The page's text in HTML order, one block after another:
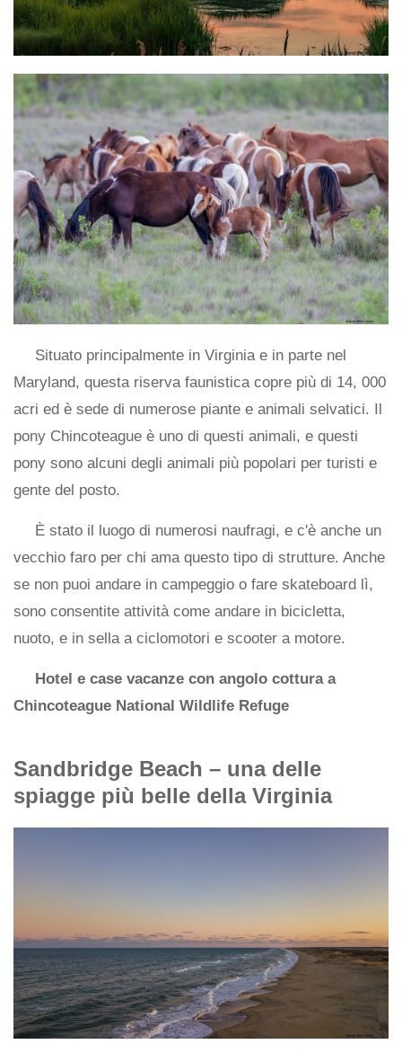
Situato principalmente in Virginia e in parte nel
Maryland, questa riserva faunistica copre più di 14, 000
acri ed è sede di numerose piante e animali selvatici. Il
pony Chincoteague è uno di questi animali, e questi
pony sono alcuni degli animali più popolari per turisti e
gente del posto.
È stato il luogo di numerosi naufragi, e c'è anche un
vecchio faro per chi ama questo tipo di strutture. Anche
se non puoi andare in campeggio o fare skateboard lì,
sono consentite attività come andare in bicicletta,
nuoto, e in sella a ciclomotori e scooter a motore.
Hotel e case vacanze con angolo cottura a
Chincoteague National Wildlife Refuge
Sandbridge Beach – una delle
spiagge più belle della Virginia